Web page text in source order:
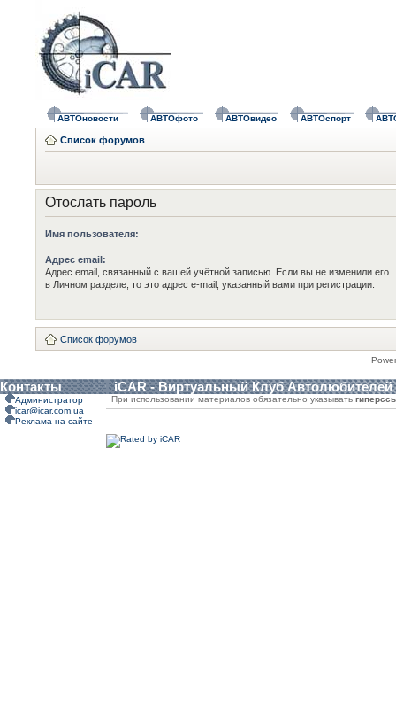
АВТОновости АВТОфото АВТОвидео АВТОспорт
Список форумов
Отослать пароль
Имя пользователя:
Адрес email:
Адрес email, связанный с вашей учётной записью. Если вы не изменили его
в Личном разделе, то это адрес e-mail, указанный вами при регистрации.
Список форумов
Контакты iCAR - Виртуальный Клуб Автолюбителей
Администратор
icar@icar.com.ua
Реклама на сайте
При использовании материалов обязательно указывать